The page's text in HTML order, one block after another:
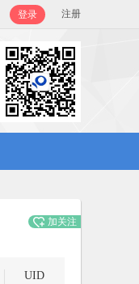
登录 注册
加关注
UID